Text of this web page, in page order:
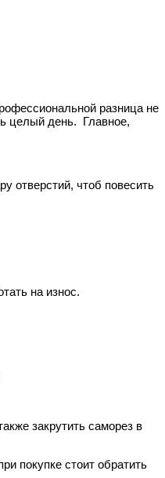
разница не
целый день. Главное,
отверстий, чтоб повесить
на износ.
закрутить саморез в
покупке стоит обратить